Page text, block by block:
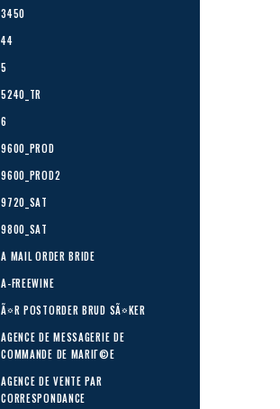
3450
44
5
5240_TR
6
9600_PROD
9600_PROD2
9720_SAT
9800_SAT
A MAIL ORDER BRIDE
A-FREEWINE
Ã¤R POSTORDER BRUD SÃ¤KER
AGENCE DE MESSAGERIE DE
COMMANDE DE MARIГ©E
AGENCE DE VENTE PAR
CORRESPONDANCE